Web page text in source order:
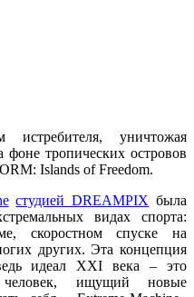
уничтожая
фоне тропических островов
Islands of Freedom.
студией DREAMPIX была
видах спорта:
скоростном спуске на
других. Эта концепция
идеал XXI века – это
ищущий новые